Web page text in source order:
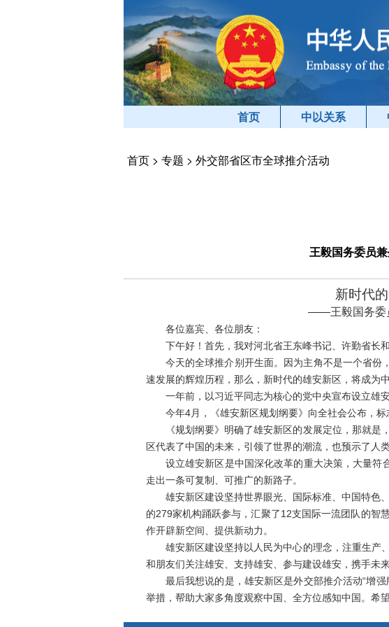
首页 中以关系
首页> 专题 > 外交部省区市全球推介活动
王毅国务委员
新时代
——王毅国务委
各位嘉宾、各位朋友：
下午好！首先，我对河北省王东峰书记、许勤省长和
今天的全球推介别开生面。因为主角不是一个省份，
速发展的辉煌历程，那么，新时代的雄安新区，将成为
一年前，以习近平同志为核心的党中央宣布设立雄安
今年4月，《雄安新区规划纲要》向全社会公布，标
《规划纲要》明确了雄安新区的发展定位，那就是
区代表了中国的未来，引领了世界的潮流，也预示了人
设立雄安新区是中国深化改革的重大决策，大量符合
走出一条可复制、可推广的新路子。
雄安新区建设坚持世界眼光、国际标准、中国特色
的279家机构踊跃参与，汇聚了12支国际一流团队的智
作开辟新空间、提供新动力。
雄安新区建设坚持以人民为中心的理念，注重生产
和朋友们关注雄安、支持雄安、参与建设雄安，携手未
最后我想说的是，雄安新区是外交部推介活动“增强
举措，帮助大家多角度观察中国、全方位感知中国。希